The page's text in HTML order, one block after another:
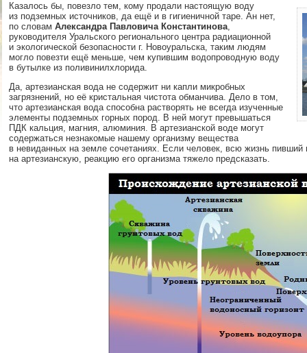
Казалось бы, повезло тем, кому продали настоящую воду
из подземных источников, да ещё и в гигиеничной таре. Ан нет,
по словам Александра Павловича Константинова,
руководителя Уральского регионального центра радиационной
и экологической безопасности г. Новоуральска, таким людям
могло повезти ещё меньше, чем купившим водопроводную воду
в бутылке из поливинилхлорида.
Да, артезианская вода не содержит ни капли микробных
загрязнений, но её кристальная чистота обманчива. Дело в том,
что артезианская вода способна растворять не всегда изученные
элементы подземных горных пород. В ней могут превышаться
ПДК кальция, магния, алюминия. В артезианской воде могут
содержаться незнакомые нашему организму вещества
в невиданных на земле сочетаниях. Если человек, всю жизнь пивший
на артезианскую, реакцию его организма тяжело предсказать.